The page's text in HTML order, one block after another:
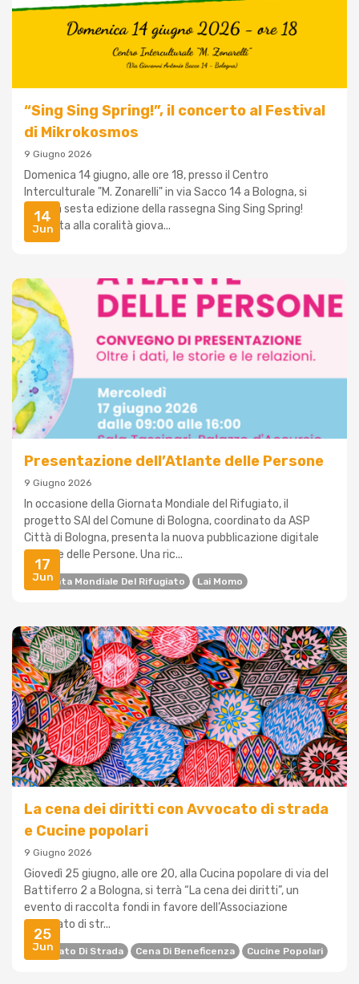
14
Jun
“Sing Sing Spring!”, il concerto al Festival
di Mikrokosmos
9 Giugno 2026
Domenica 14 giugno, alle ore 18, presso il Centro
Interculturale "M. Zonarelli" in via Sacco 14 a Bologna, si
terrà la sesta edizione della rassegna Sing Sing Spring!
dedicata alla coralità giova...
17
Jun
Presentazione dell’Atlante delle Persone
9 Giugno 2026
In occasione della Giornata Mondiale del Rifugiato, il
progetto SAI del Comune di Bologna, coordinato da ASP
Città di Bologna, presenta la nuova pubblicazione digitale
Atlante delle Persone. Una ric...
Giornata Mondiale Del Rifugiato Lai Momo
25
Jun
La cena dei diritti con Avvocato di strada
e Cucine popolari
9 Giugno 2026
Giovedì 25 giugno, alle ore 20, alla Cucina popolare di via del
Battiferro 2 a Bologna, si terrà “La cena dei diritti”, un
evento di raccolta fondi in favore dell’Associazione
Avvocato di str...
Avvocato Di Strada Cena Di Beneficenza Cucine Popolari